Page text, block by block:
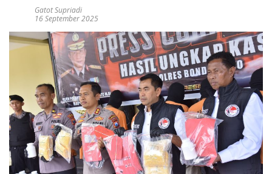
Gatot Supriadi
16 September 2025